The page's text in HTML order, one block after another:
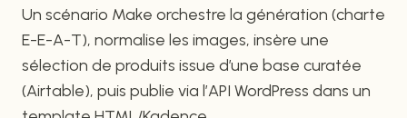
Un scénario Make orchestre la génération (charte
E-E-A-T), normalise les images, insère une
sélection de produits issue d’une base curatée
(Airtable), puis publie via l’API WordPress dans un